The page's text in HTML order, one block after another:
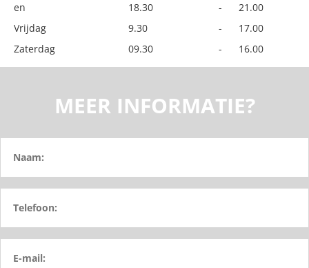
en
18.30 -
21.00
Vrijdag
9.30 -
17.00
Zaterdag
09.30 - 16.00
MEER INFORMATIE?